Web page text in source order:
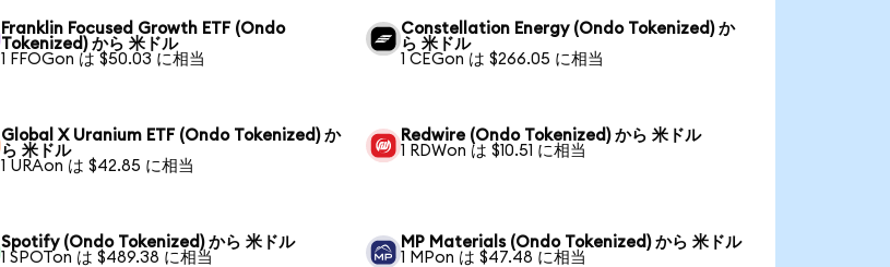
Franklin Focused Growth ETF (Ondo
Tokenized) から 米ドル
1 FFOGon は $50.03 に相当
Constellation Energy (Ondo Tokenized) か
ら 米ドル
1 CEGon は $266.05 に相当
Global X Uranium ETF (Ondo Tokenized) か
ら 米ドル
1 URAon は $42.85 に相当
Redwire (Ondo Tokenized) から 米ドル
1 RDWon は $10.51 に相当
Spotify (Ondo Tokenized) から 米ドル
1 SPOTon は $489.38 に相当
MP Materials (Ondo Tokenized) から 米ドル
1 MPon は $47.48 に相当